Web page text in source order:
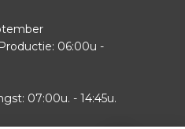
06:00u -
07:00u. - 14:45u.